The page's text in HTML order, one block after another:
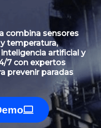
combina sensores
temperatura,
artificial y
7 con expertos
prevenir paradas